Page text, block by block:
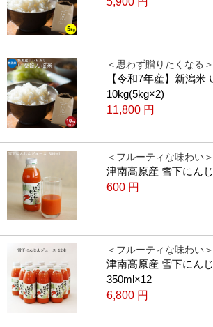
＜思わず贈りたくなる＞
【令和7年産】新潟米
10kg(5kg×2)
11,800 円
＜フルーティな味わい＞
津南高原産 雪下にん
600 円
＜フルーティな味わい＞
津南高原産 雪下にん
350ml×12
6,800 円